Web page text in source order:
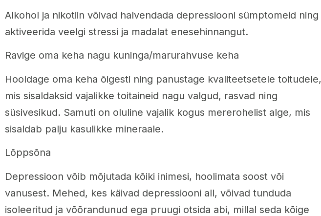
Alkohol ja nikotiin võivad halvendada depressiooni sümptomeid ning
aktiveerida veelgi stressi ja madalat enesehinnangut.
Ravige oma keha nagu kuninga/marurahvuse keha
Hooldage oma keha õigesti ning panustage kvaliteetsetele toitudele,
mis sisaldaksid vajalikke toitaineid nagu valgud, rasvad ning
süsivesikud. Samuti on oluline vajalik kogus mererohelist alge, mis
sisaldab palju kasulikke mineraale.
Lõppsõna
Depressioon võib mõjutada kõiki inimesi, hoolimata soost või
vanusest. Mehed, kes käivad depressiooni all, võivad tunduda
isoleeritud ja võõrandunud ega pruugi otsida abi, millal seda kõige